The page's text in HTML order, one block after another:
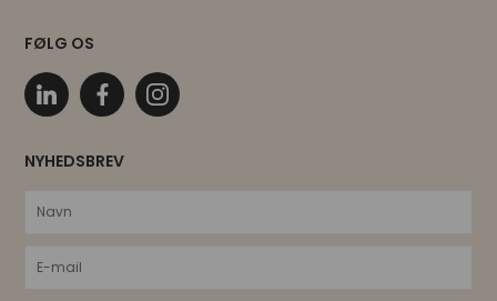
FØLG OS
NYHEDSBREV